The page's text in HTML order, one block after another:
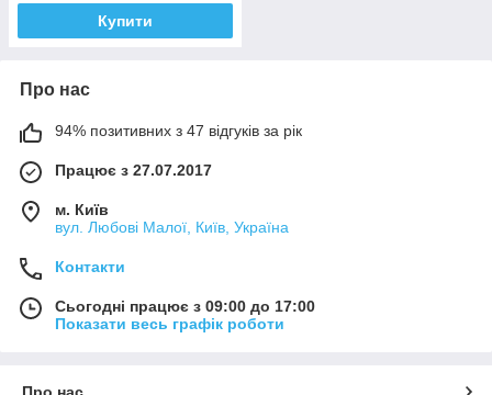
Купити
Про нас
94% позитивних з 47 відгуків за рік
Працює з 27.07.2017
м. Київ
вул. Любові Малої, Київ, Україна
Контакти
Сьогодні працює з 09:00 до 17:00
Показати весь графік роботи